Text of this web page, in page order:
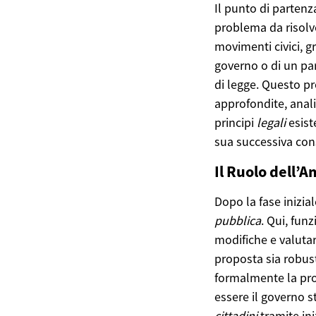
Il punto di
problema da
movimenti civici,
governo o di un
di legge. Questo
approfondite,
principi legali
sua successiva
Il Ruolo
Dopo la fase
pubblica. Qui,
modifiche e
proposta sia
formalmente la
essere il governo